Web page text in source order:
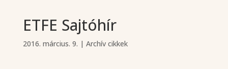
ETFE Sajtóhír
2016. március. 9. | Archív cikkek